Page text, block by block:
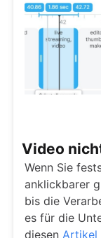
Video
Wenn Sie
anklickbarer
bis die
es für die
diesen Artikel